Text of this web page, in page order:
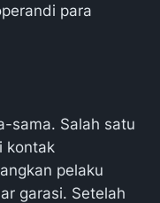
para
sama. Salah satu
kontak
pelaku
garasi. Setelah